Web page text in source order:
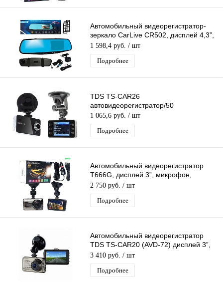
Автомобильный видеорегистратор-
зеркало CarLive CR502, дисплей 4,3”,
две камеры, ночная съемка, звук
1 598,4 руб. / шт
Подробнее
TDS TS-CAR26
автовидеорегистратор/50
1 065,6 руб. / шт
Подробнее
Автомобильный видеорегистратор
T666G, дисплей 3”, микрофон,
ночная съемка
2 750 руб. / шт
Подробнее
Автомобильный видеорегистратор
TDS TS-CAR20 (AVD-72) дисплей 3”,
запись звука, Ночная съемка
3 410 руб. / шт
Подробнее